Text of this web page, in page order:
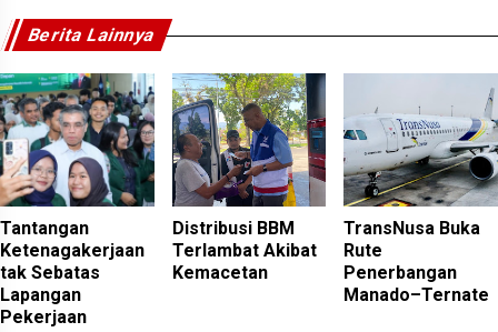
Berita Lainnya
Tantangan
Ketenagakerjaan
tak Sebatas
Lapangan
Pekerjaan
Distribusi BBM
Terlambat Akibat
Kemacetan
TransNusa Buka
Rute
Penerbangan
Manado–Ternate